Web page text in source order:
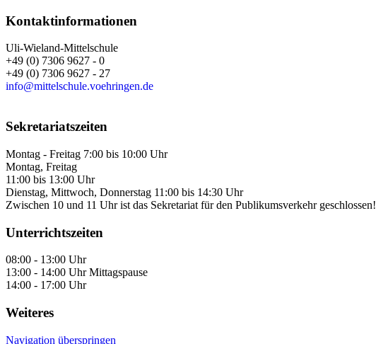
Kontaktinformationen
Uli-Wieland-Mittelschule
+49 (0) 7306 9627 - 0
+49 (0) 7306 9627 - 27
info@mittelschule.voehringen.de
Sekretariatszeiten
Montag - Freitag 7:00 bis 10:00 Uhr
Montag, Freitag
11:00 bis 13:00 Uhr
Dienstag, Mittwoch, Donnerstag 11:00 bis 14:30 Uhr
Zwischen 10 und 11 Uhr ist das Sekretariat für den Publikumsverkehr geschlossen!
Unterrichtszeiten
08:00 - 13:00 Uhr
13:00 - 14:00 Uhr Mittagspause
14:00 - 17:00 Uhr
Weiteres
Navigation überspringen